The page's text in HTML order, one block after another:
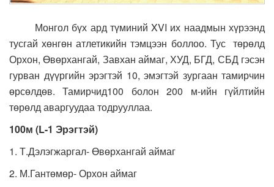
Монгол бүх ард түминий XVI их наадмын хүрээнд
тусгай хөнгөн атлетикийн тэмцээн боллоо. Тус төрөлд
Орхон, Өвөрхангай, Завхан аймаг, ХУД, БГД, СБД гэсэн
гурван дүүргийн эрэгтэй 10, эмэгтэй зургаан тамирчин
өрсөлдөв. Тамирчид100 болон 200 м-ийн гүйлтийн
төрөлд аваргуудаа тодрууллаа.
100м (L-1 Эрэгтэй)
1. Т.Дэлэгжаргал- Өвөрхангай аймаг
2. М.Гантөмөр- Орхон аймаг